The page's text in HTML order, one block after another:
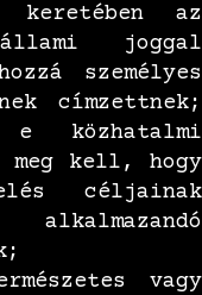
az
joggal
személyes
címzettnek;
közhatalmi
kell, hogy
céljainak
vagy